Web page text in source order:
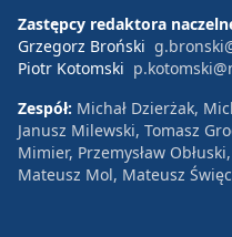
Zastępcy redaktora
Grzegorz Broński
Piotr Kotomski
Zespół: Michał Dzierżak,
Janusz Milewski, Tomasz
Mimier, Przemysław
Mateusz Mol, Mateusz